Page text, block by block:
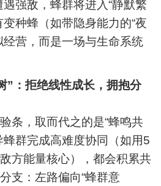
强敌，蜂群将进入“静默繁
种蜂（如带隐身能力的“夜
经营，而是一场与生命系统
”：拒绝线性成长，拥抱分
条，取而代之的是“蜂鸣共
蜂群完成高难度协同（如用5
方能量核心），都会积累共
支：左路偏向“蜂群意